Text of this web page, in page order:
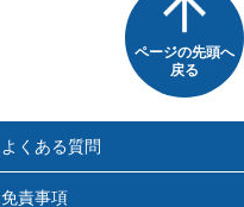
ページの先頭へ
戻る
よくある質問
免責事項